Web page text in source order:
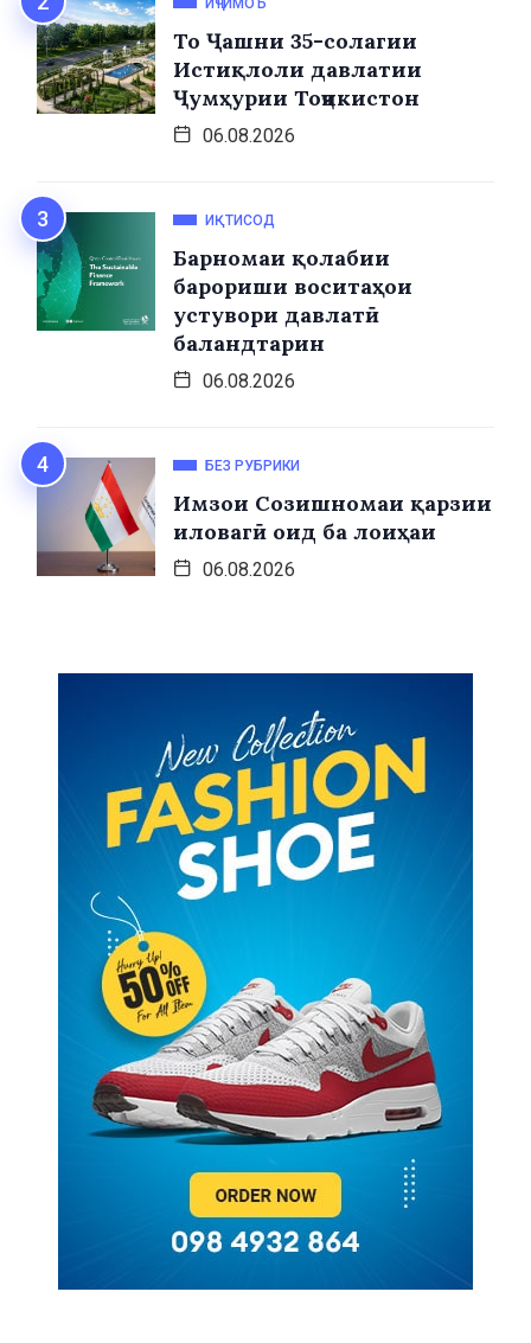
ИҶТИМОЪ
То Ҷашни 35-солагии
Истиқлоли давлатии
Ҷумҳурии Тоҷикистон
06.08.2026
ИҚТИСОД
Барномаи қолабии
барориши воситаҳои
устувори давлатӣ
баландтарин
06.08.2026
БЕЗ РУБРИКИ
Имзои Созишномаи қарзии
иловагӣ оид ба лоиҳаи
06.08.2026